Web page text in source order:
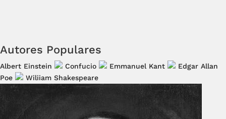
Autores Populares
Albert Einstein Confucio Emmanuel Kant
Edgar Allan
Poe
Wiliiam Shakespeare